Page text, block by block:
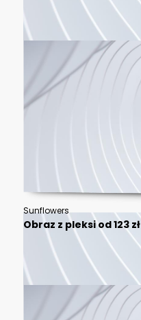
Sunflowers
Obraz z pleksi od 123 zł